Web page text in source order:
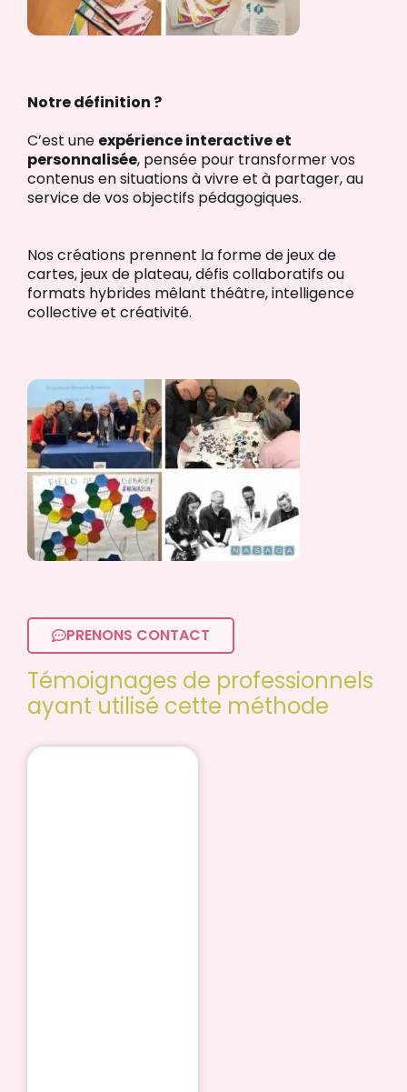
Notre définition ?
C’est une expérience interactive et
personnalisée, pensée pour transformer vos
contenus en situations à vivre et à partager, au
service de vos objectifs pédagogiques.
Nos créations prennent la forme de jeux de
cartes, jeux de plateau, défis collaboratifs ou
formats hybrides mêlant théâtre, intelligence
collective et créativité.
PRENONS CONTACT
Témoignages de professionnels
ayant utilisé cette méthode